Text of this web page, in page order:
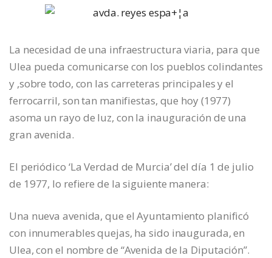
La necesidad de una infraestructura viaria, para que
Ulea pueda comunicarse con los pueblos colindantes
y ,sobre todo, con las carreteras principales y el
ferrocarril, son tan manifiestas, que hoy (1977)
asoma un rayo de luz, con la inauguración de una
gran avenida.
El periódico ‘La Verdad de Murcia’ del día 1 de julio
de 1977, lo refiere de la siguiente manera:
Una nueva avenida, que el Ayuntamiento planificó
con innumerables quejas, ha sido inaugurada, en
Ulea, con el nombre de “Avenida de la Diputación”.